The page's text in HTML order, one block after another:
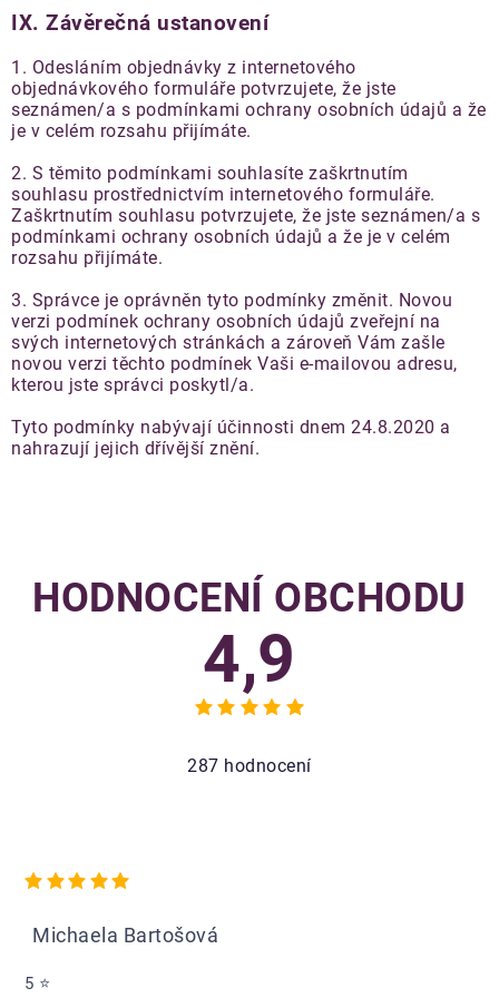
Google Optimize
Použiváme jej k vyhodnocováním úspěšnosti a zlepšování webu
Podmínky služby Google Optimize
Seznam Sklik
Používáme Sklik k cílení reklamy
Facebook audience
Používáme Facebook k cílení reklamy
Podmínky služby Facebook
Twitter
Používáme Twitter k cílení reklamy
Podmínky služby Twitter
Linkedin
Používáme Linkedin k cílení reklamy
IX. Závěrečná ustanovení
1. Odesláním objednávky z internetového
objednávkového formuláře potvrzujete, že jste
seznámen/a s podmínkami ochrany osobních údajů a že
je v celém rozsahu přijímáte.
2. S těmito podmínkami souhlasíte zaškrtnutím
souhlasu prostřednictvím internetového formuláře.
Zaškrtnutím souhlasu potvrzujete, že jste seznámen/a s
podmínkami ochrany osobních údajů a že je v celém
rozsahu přijímáte.
3. Správce je oprávněn tyto podmínky změnit. Novou
verzi podmínek ochrany osobních údajů zveřejní na
svých internetových stránkách a zároveň Vám zašle
novou verzi těchto podmínek Vaši e-mailovou adresu,
kterou jste správci poskytl/a.
Tyto podmínky nabývají účinnosti dnem 24.8.2020 a
nahrazují jejich dřívější znění.
HODNOCENÍ OBCHODU
4,9
Průměrné
je
287 hodnocení
Michaela Bartošová
Hodnocení obchodu je 5 z 5 hvězdiček.
5 ⭐️